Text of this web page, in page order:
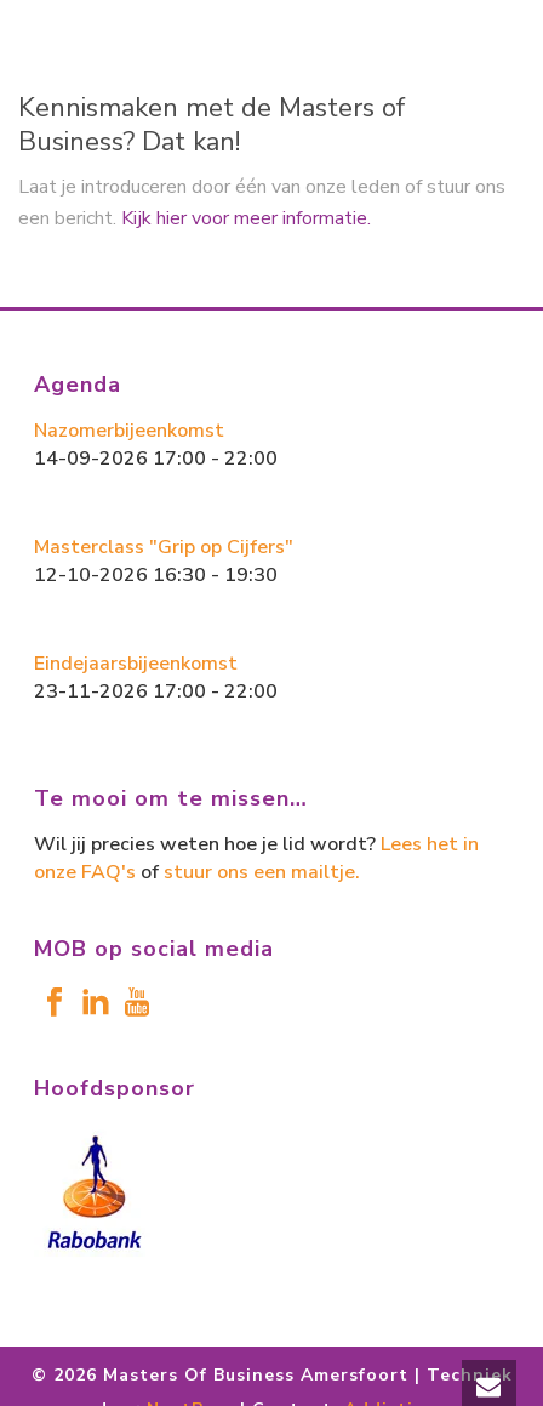
Kennismaken met de Masters of
Business? Dat kan!
Laat je introduceren door één van onze leden of stuur ons
een bericht. Kijk hier voor meer informatie.
Agenda
Nazomerbijeenkomst
14-09-2026 17:00 - 22:00
Masterclass "Grip op Cijfers"
12-10-2026 16:30 - 19:30
Eindejaarsbijeenkomst
23-11-2026 17:00 - 22:00
Te mooi om te missen…
Wil jij precies weten hoe je lid wordt? Lees het in
onze FAQ's of stuur ons een mailtje.
MOB op social media
Hoofdsponsor
© 2026 Masters Of Business Amersfoort | Techniek